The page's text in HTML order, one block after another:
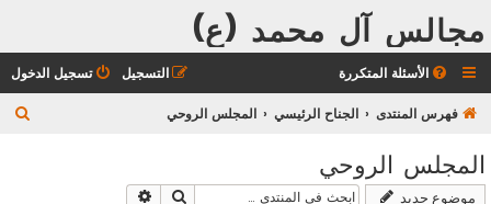
مجالس آل محمد (ع)
الأسئلة المتكررة تسجيل الدخول التسجيل
فهرس المنتدى الجناح الرئيسي المجلس الروحي
ب
المجلس الروحي
موضوع جديد بحث